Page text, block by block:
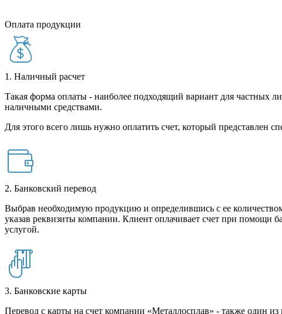
Оплата продукции
1. Наличный расчет
Такая форма оплаты - наиболее подходящий вариант для частных
наличными средствами.
Для этого всего лишь нужно оплатить счет, который представлен
2. Банковский перевод
Выбрав необходимую продукцию и определившись с ее
указав реквизиты компании. Клиент оплачивает счет при помощи
услугой.
3. Банковские карты
Перевод с карты на счет компании «Металлосплав» - также один